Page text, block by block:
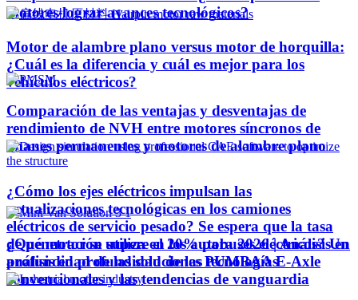
motores lograr avances tecnológicos?
Motor de alambre plano versus motor de horquilla:
¿Cuál es la diferencia y cuál es mejor para los
vehículos eléctricos?
Comparación de las ventajas y desventajas de
rendimiento de NVH entre motores síncronos de
imanes permanentes y motores de alambre plano
¿Cómo los ejes eléctricos impulsan las
actualizaciones tecnológicas en los camiones
eléctricos de servicio pesado? Se espera que la tasa
de penetración supere el 20% para 2026 | Análisis en
profundidad de las soluciones PUMBAA E-Axle
¿Qué motor se utiliza en los autobuses eléctricos? Un
análisis en profundidad de las tecnologías
convencionales y las tendencias de vanguardia